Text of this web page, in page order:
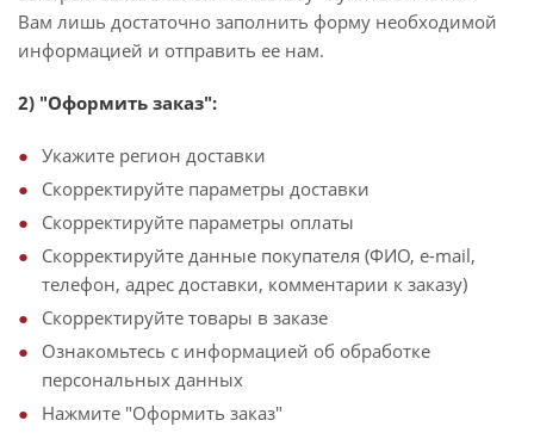
Вам лишь достаточно заполнить форму необходимой
информацией и отправить ее нам.
2) "Оформить заказ":
Укажите регион доставки
Скорректируйте параметры доставки
Скорректируйте параметры оплаты
Скорректируйте данные покупателя (ФИО, e-mail,
телефон, адрес доставки, комментарии к заказу)
Скорректируйте товары в заказе
Ознакомьтесь с информацией об обработке
персональных данных
Нажмите "Оформить заказ"